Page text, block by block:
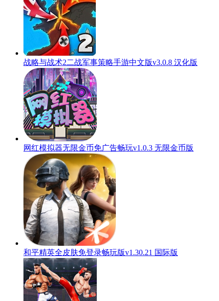
战略与战术2二战军事策略手游中文版v3.0.8 汉化版
网红模拟器无限金币免广告畅玩v1.0.3 无限金币版
和平精英全皮肤免登录畅玩版v1.30.21 国际版